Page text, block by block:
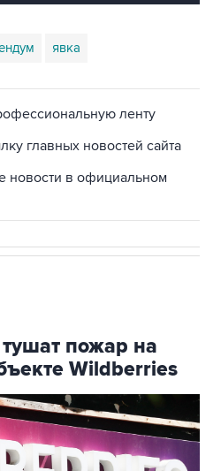
явка
ленту
главных новостей сайта
новости в официальном
пожар на
Wildberries